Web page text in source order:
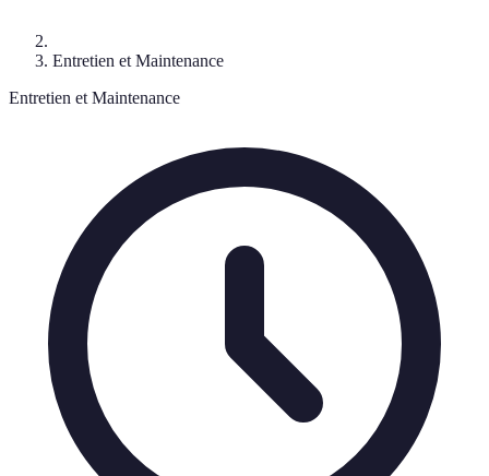
Entretien et Maintenance
Entretien et Maintenance